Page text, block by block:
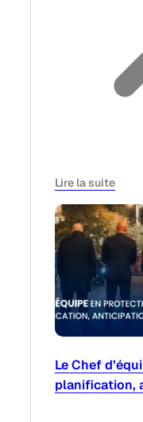
Lire la suite
Le Chef
planification,